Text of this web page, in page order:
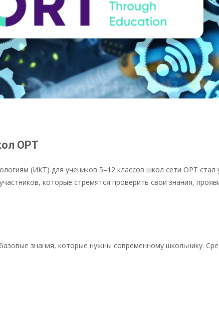
ОРТ
(ИКТ) для учеников 5–12 классов школ сети ОРТ
которые стремятся проверить свои знания,
знания, которые нужны современному школьнику.